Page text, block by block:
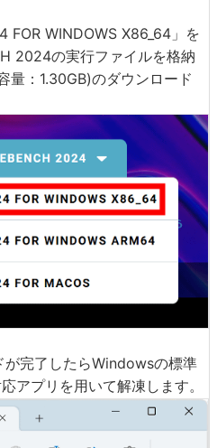
FOR WINDOWS X86_64」を
2024の実行ファイルを格納
量：1.30GB)のダウンロード
が完了したらWindowsの標準
アプリを用いて解凍します。